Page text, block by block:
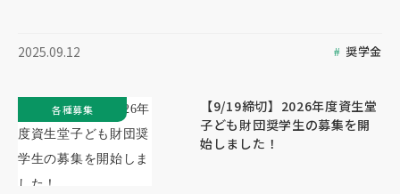
2025.09.12 奨学金
【9/19締切】2026年度資生堂
子ども財団奨学生の募集を開
始しました！
各種募集